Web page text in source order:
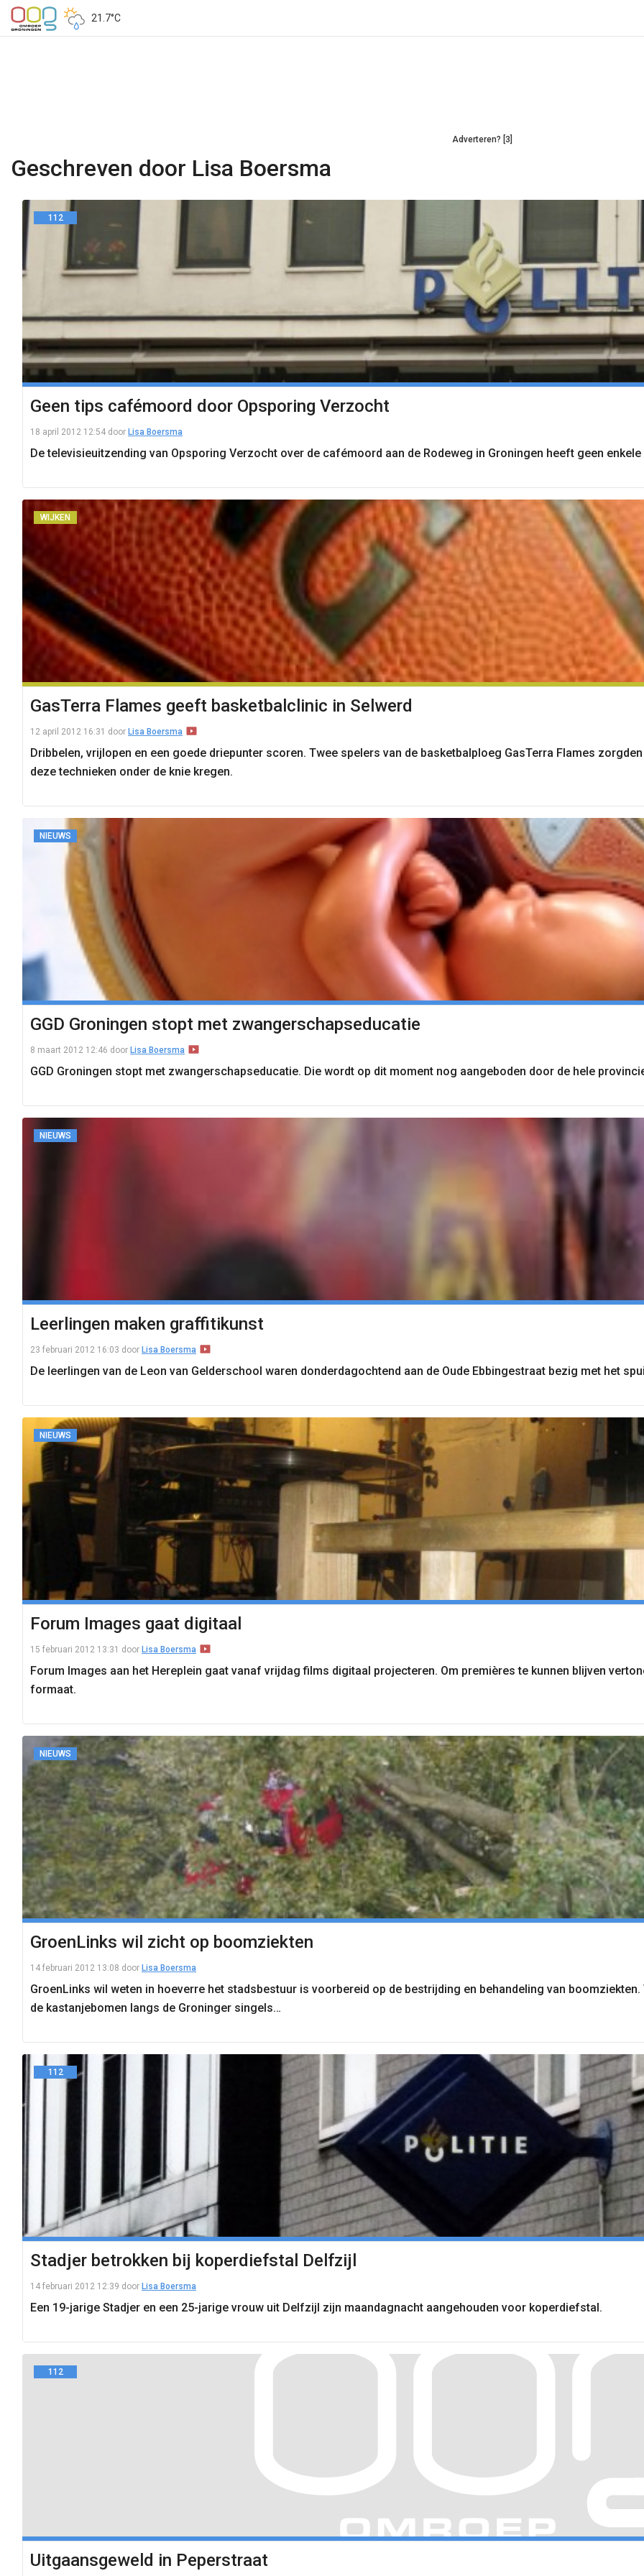
21.7°C
Adverteren? [3]
Geschreven door Lisa Boersma
112
Geen tips cafémoord door Opsporing Verzocht
18 april 2012 12:54 door Lisa Boersma
De televisieuitzending van Opsporing Verzocht over de cafémoord aan de Rodeweg in Groningen heeft geen
WIJKEN
GasTerra Flames geeft basketbalclinic in Selwerd
12 april 2012 16:31 door Lisa Boersma
Dribbelen, vrijlopen en een goede driepunter scoren. Twee spelers van de basketbalploeg GasTerra Flames
deze technieken onder de knie kregen.
NIEUWS
GGD Groningen stopt met zwangerschapseducatie
8 maart 2012 12:46 door Lisa Boersma
GGD Groningen stopt met zwangerschapseducatie. Die wordt op dit moment nog aangeboden door de hele
NIEUWS
Leerlingen maken graffitikunst
23 februari 2012 16:03 door Lisa Boersma
De leerlingen van de Leon van Gelderschool waren donderdagochtend aan de Oude Ebbingestraat bezig met het
NIEUWS
Forum Images gaat digitaal
15 februari 2012 13:31 door Lisa Boersma
Forum Images aan het Hereplein gaat vanaf vrijdag films digitaal projecteren. Om premières te kunnen blijven
formaat.
NIEUWS
GroenLinks wil zicht op boomziekten
14 februari 2012 13:08 door Lisa Boersma
GroenLinks wil weten in hoeverre het stadsbestuur is voorbereid op de bestrijding en behandeling van
de kastanjebomen langs de Groninger singels…
112
Stadjer betrokken bij koperdiefstal Delfzijl
14 februari 2012 12:39 door Lisa Boersma
Een 19-jarige Stadjer en een 25-jarige vrouw uit Delfzijl zijn maandagnacht aangehouden voor koperdiefstal.
112
Uitgaansgeweld in Peperstraat